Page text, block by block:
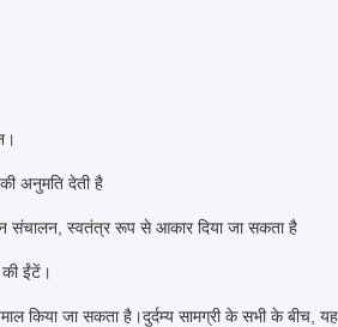
अनुमति देती है
स्वतंत्र रूप से आकार दिया जा सकता है
ईंटें।
किया जा सकता है।दुर्दम्य सामग्री के सभी के बीच,